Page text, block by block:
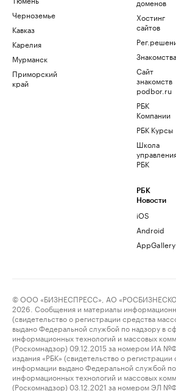
Черноземье
Кавказ
Карелия
Мурманск
Приморский
край
Хостинг
сайтов
Знакомства
Сайт
знакомств
podbor.ru
РБК
Компании
РБК Курсы
Школа
РБК
РБК
Новости
iOS
Android
AppGallery
© ООО «БИЗНЕСПРЕСС», АО
2026. Сообщения и материалы
(свидетельство о регистрации средства
выдано Федеральной службой по надзору в
информационных технологий и массовых
(Роскомнадзор) 09.12.2015 за номером ИА
издания «РБК» (свидетельство о
информации выдано Федеральной службой
информационных технологий и массовых
(Роскомнадзор) 03.12.2021 за номером ЭЛ